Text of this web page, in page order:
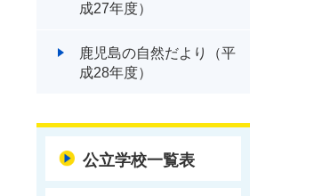
成27年度）
鹿児島の自然だより（平
成28年度）
公立学校一覧表